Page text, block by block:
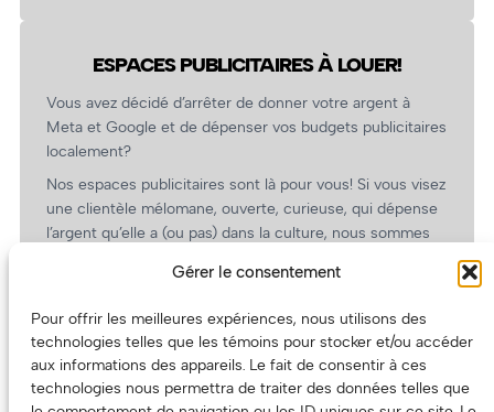
Gérer le consentement
Pour offrir les meilleures expériences, nous utilisons des
technologies telles que les témoins pour stocker et/ou accéder
aux informations des appareils. Le fait de consentir à ces
technologies nous permettra de traiter des données telles que
ESPACES PUBLICITAIRES À LOUER!
Vous avez décidé d’arrêter de donner votre argent à
Meta et Google et de dépenser vos budgets publicitaires
localement?
Nos espaces publicitaires sont là pour vous! Si vous visez
une clientèle mélomane, ouverte, curieuse, qui dépense
l’argent qu’elle a (ou pas) dans la culture, nous sommes
revient.
(Oui, on va avoir des tarifs spéciaux pour vous, les
artistes!)